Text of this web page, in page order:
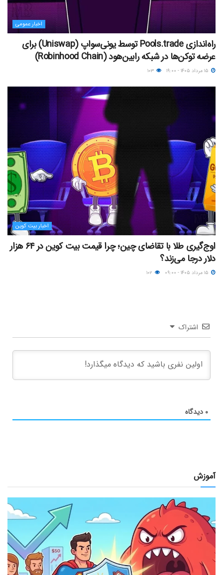
اخبار عمومی
راه‌اندازی Pools.trade توسط یونی‌سواپ (Uniswap) برای
عرضه توکن‌ها در شبکه رابین‌هود (Robinhood Chain)
اخبار بیت کوین
اوج‌گیری طلا با تقاضای چین؛ چرا قیمت بیت کوین در ۶۴ هزار
دلار درجا می‌زند؟
اشتراک
۰ دیدگاه
آموزش